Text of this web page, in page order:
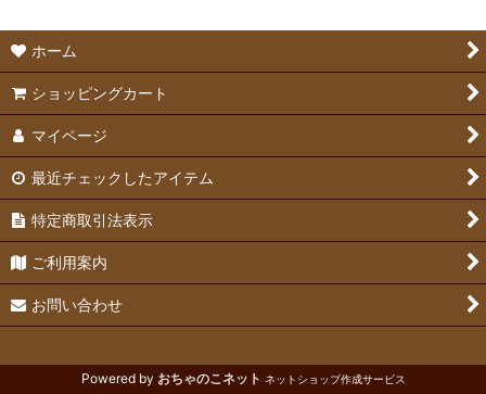
オリジナル牧草クッキー
らびっとちょいす 乾燥おやつ
丹波ファーム 野草おやつ
オリジナルグッズ
飼育スターターセット
ホーム
ショッピングカート
マイページ
最近チェックしたアイテム
特定商取引法表示
ご利用案内
お問い合わせ
Powered by おちゃのこネット ネットショップ作成サービス